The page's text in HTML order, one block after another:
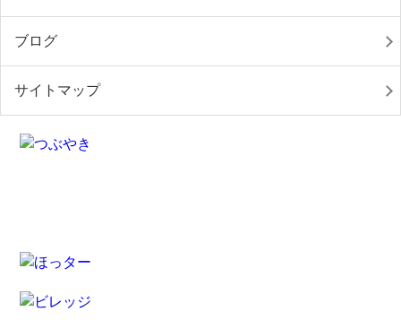
ブログ
サイトマップ